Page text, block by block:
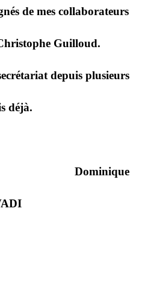
de mes collaborateurs
Guilloud.
depuis plusieurs
déjà.